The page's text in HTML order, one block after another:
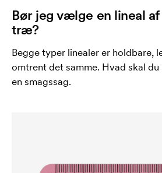
Bør jeg vælge en lineal
træ?
Begge typer linealer er holdbare,
omtrent det samme. Hvad skal
en smagssag.